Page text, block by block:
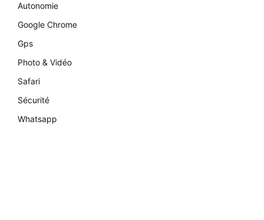
Autonomie
Google Chrome
Gps
Photo & Vidéo
Safari
Sécurité
Whatsapp